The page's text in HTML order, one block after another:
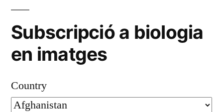
Subscripció a biologia
en imatges
Country